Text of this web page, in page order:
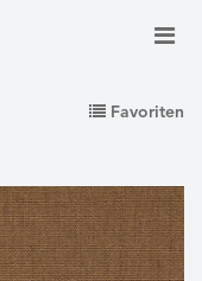
Favoriten